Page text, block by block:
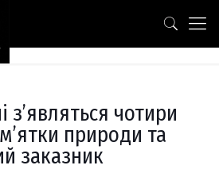
з’являться чотири
природи та
заказник